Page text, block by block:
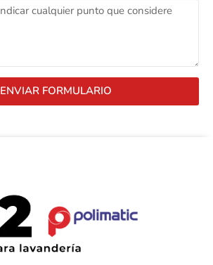
ENVIAR FORMULARIO